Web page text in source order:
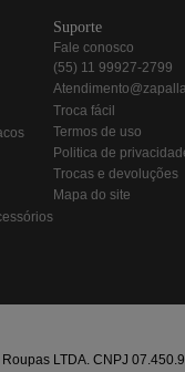
suporte
fale conosco
(55) 11 99927-2799
troca fácil
termos de uso
politica de
trocas e devoluções
mapa do site
LTDA. CNPJ